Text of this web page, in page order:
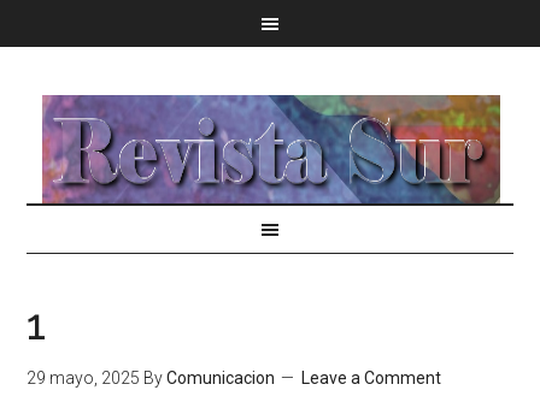
1
29 mayo, 2025 ByComunicacion Leave a Comment